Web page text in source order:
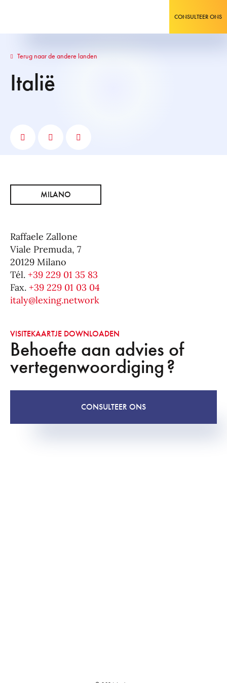
CONSULTEER ONS
Terug naar de andere landen
Italië
Behoefte aan advies of
vertegenwoordiging ?
CONSULTEER ONS
MILANO
Raffaele Zallone
Viale Premuda, 7
20129 Milano
Tél. +39 229 01 35 83
Fax. +39 229 01 03 04
italy@lexing.network
VISITEKAARTJE DOWNLOADEN